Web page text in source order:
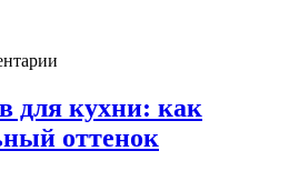
для кухни: как
оттенок